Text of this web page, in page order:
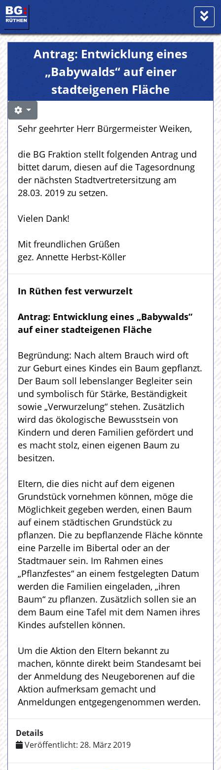
Antrag: Entwicklung eines
„Babywalds“ auf einer
stadteigenen Fläche
Sehr geehrter Herr Bürgermeister Weiken,
die BG Fraktion stellt folgenden Antrag und
bittet darum, diesen auf die Tagesordnung
der nächsten Stadtvertretersitzung am
28.03. 2019 zu setzen.
Vielen Dank!
Mit freundlichen Grüßen
gez. Annette Herbst-Köller
In Rüthen fest verwurzelt
Antrag: Entwicklung eines „Babywalds“
auf einer stadteigenen Fläche
Begründung: Nach altem Brauch wird oft
zur Geburt eines Kindes ein Baum gepflanzt.
Der Baum soll lebenslanger Begleiter sein
und symbolisch für Stärke, Beständigkeit
sowie „Verwurzelung“ stehen. Zusätzlich
wird das ökologische Bewusstsein von
Kindern und deren Familien gefördert und
es macht stolz, einen eigenen Baum zu
besitzen.
Eltern, die dies nicht auf dem eigenen
Grundstück vornehmen können, möge die
Möglichkeit gegeben werden, einen Baum
auf einem städtischen Grundstück zu
pflanzen. Die zu bepflanzende Fläche könnte
eine Parzelle im Bibertal oder an der
Stadtmauer sein. Im Rahmen eines
„Pflanzfestes“ an einem festgelegten Datum
werden die Familien eingeladen, „ihren
Baum“ zu pflanzen. Zusätzlich sollen sie an
dem Baum eine Tafel mit dem Namen ihres
Kindes aufstellen können.
Um die Aktion den Eltern bekannt zu
machen, könnte direkt beim Standesamt bei
der Anmeldung des Neugeborenen auf die
Aktion aufmerksam gemacht und
Anmeldungen entgegengenommen werden.
Details
Veröffentlicht: 28. März 2019